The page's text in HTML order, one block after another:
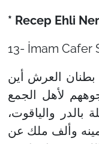
* Recep Ehli
13- İmam Cafer
بطنان العرش أين
لأهل الجمع
والياقوت،
وألف ملك عن